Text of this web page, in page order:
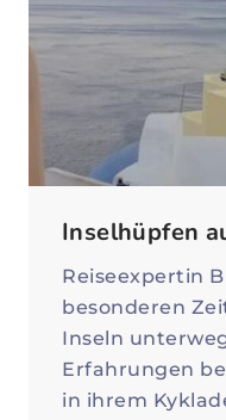
Inselhüpfen
Reiseexpertin
besonderen
Inseln
Erfahrungen
in ihrem